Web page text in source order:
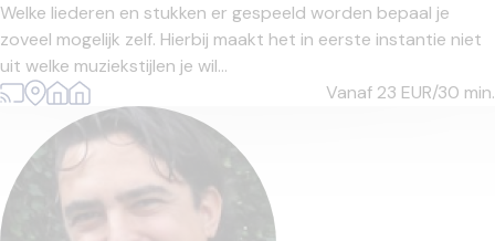
Welke liederen en stukken er gespeeld worden bepaal je
zoveel mogelijk zelf. Hierbij maakt het in eerste instantie niet
uit welke muziekstijlen je wil...
Vanaf 23 EUR/30 min.